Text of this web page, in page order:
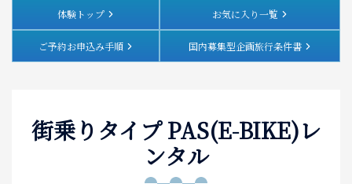
体験・ツアー
食べる
お土産
アクセス
体験トップ お気に入り一覧
ご予約お申込み手順 国内募集型企画旅行条件書
街乗りタイプ PAS(E-BIKE)レ
ンタル